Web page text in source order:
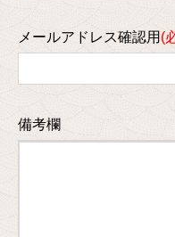
メールアドレス確認用
備考欄